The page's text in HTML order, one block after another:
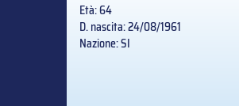
Età: 64
D. nascita: 24/08/1961
Nazione: SI